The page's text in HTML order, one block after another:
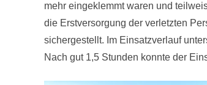
mehr eingeklemmt waren und
die Erstversorgung der verletzten
sichergestellt. Im Einsatzverlauf
Nach gut 1,5 Stunden konnte der